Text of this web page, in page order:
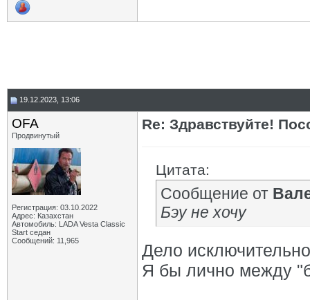
19.12.2023, 13:06
OFA
Продвинутый
Регистрация: 03.10.2022
Адрес: Казахстан
Автомобиль: LADA Vesta Classic
Start седан
Сообщений: 11,965
Re: Здравствуйте!
Цитата:
Сообщение от
Бэу не хочу
Дело
Я бы лично между